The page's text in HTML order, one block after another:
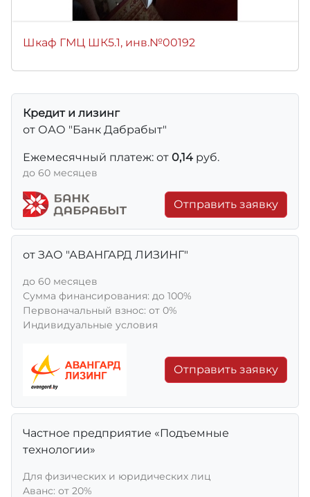
Шкаф ГМЦ ШК5.1, инв.№00192
Кредит и лизинг
от ОАО "Банк Дабрабыт"
Ежемесячный платеж: от 0,14 руб.
до 60 месяцев
Отправить заявку
от ЗАО "АВАНГАРД ЛИЗИНГ"
до 60 месяцев
Сумма финансирования: до 100%
Первоначальный взнос: от 0%
Индивидуальные условия
Отправить заявку
Частное предприятие «Подъемные
технологии»
Для физических и юридических лиц
Aванс: от 20%